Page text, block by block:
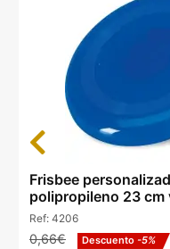
Frisbee
polipropileno 23 cm
Ref: 4206
0,66€ Descuento -5%
Previous